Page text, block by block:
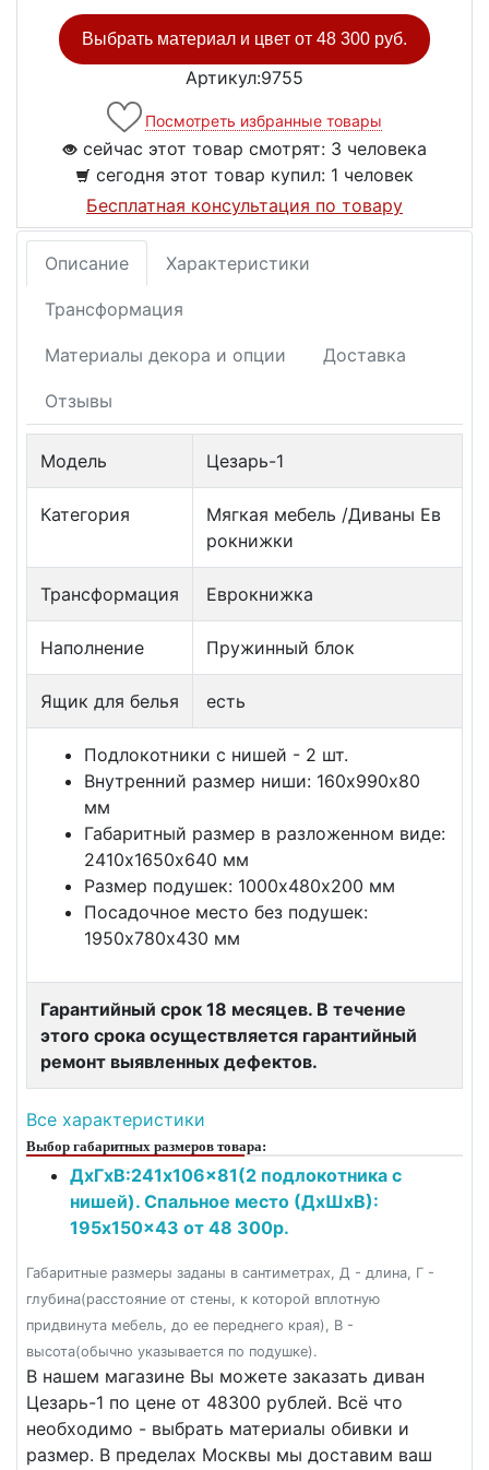
Выбрать материал и цвет от 48 300 руб.
Артикул:9755
Посмотреть избранные товары
сейчас этот товар смотрят: 3 человека
сегодня этот товар купил: 1 человек
Бесплатная консультация по товару
Описание Характеристики
Трансформация
Материалы декора и опции Доставка
Отзывы
Модель Цезарь-1
Категория
Мягкая мебель /Диваны Ев
рокнижки
Трансформация Еврокнижка
Наполнение Пружинный блок
Ящик для белья есть
Подлокотники с нишей - 2 шт.
Внутренний размер ниши: 160х990х80
мм
Габаритный размер в разложенном виде:
2410х1650х640 мм
Размер подушек: 1000х480х200 мм
Посадочное место без подушек:
1950х780х430 мм
Гарантийный срок 18 месяцев. В течение
этого срока осуществляется гарантийный
ремонт выявленных дефектов.
Все характеристики
Выбор габаритных размеров товара:
ДxГxВ:241x106x81(2 подлокотника с
нишей). Спальное место (ДxШxВ):
195x150x43 от 48 300р.
Габаритные размеры заданы в сантиметрах, Д - длина, Г -
глубина(расстояние от стены, к которой вплотную
придвинута мебель, до ее переднего края), В -
высота(обычно указывается по подушке).
В нашем магазине Вы можете заказать диван
Цезарь-1 по цене от 48300 рублей. Всё что
необходимо - выбрать материалы обивки и
размер. В пределах Москвы мы доставим ваш